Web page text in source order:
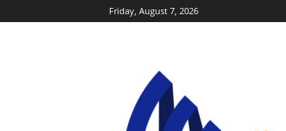
Friday, August 7, 2026